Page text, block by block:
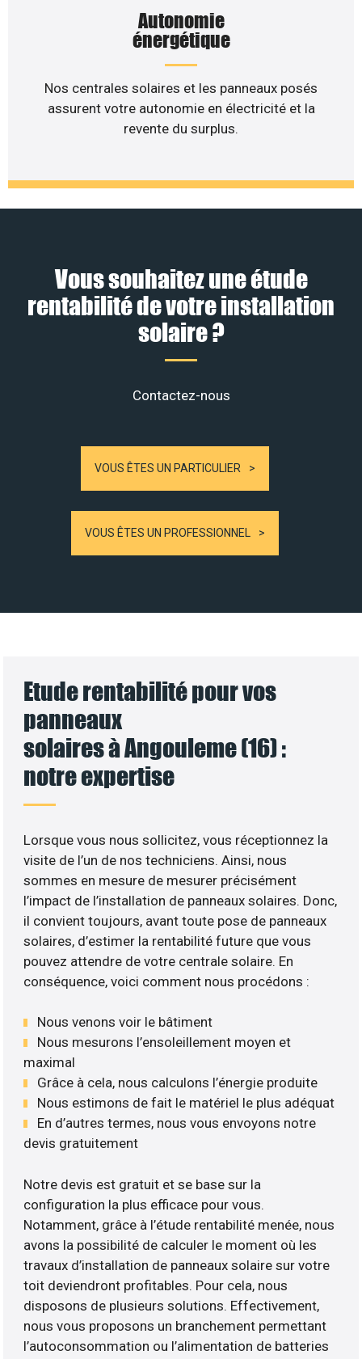
Autonomie
énergétique
Nos centrales solaires et les panneaux posés
assurent votre autonomie en électricité et la
revente du surplus.
Vous souhaitez une étude
rentabilité de votre installation
solaire ?
Contactez-nous
VOUS ÊTES UN PARTICULIER
VOUS ÊTES UN PROFESSIONNEL
Etude rentabilité pour vos
panneaux
solaires à Angouleme (16) :
notre expertise
Lorsque vous nous sollicitez, vous réceptionnez la
visite de l’un de nos techniciens. Ainsi, nous
sommes en mesure de mesurer précisément
l’impact de l’installation de panneaux solaires. Donc,
il convient toujours, avant toute pose de panneaux
solaires, d’estimer la rentabilité future que vous
pouvez attendre de votre centrale solaire. En
conséquence, voici comment nous procédons :
Nous venons voir le bâtiment
Nous mesurons l’ensoleillement moyen et
maximal
Grâce à cela, nous calculons l’énergie produite
Nous estimons de fait le matériel le plus adéquat
En d’autres termes, nous vous envoyons notre
devis gratuitement
Notre devis est gratuit et se base sur la
configuration la plus efficace pour vous.
Notamment, grâce à l’étude rentabilité menée, nous
avons la possibilité de calculer le moment où les
travaux d’installation de panneaux solaire sur votre
toit deviendront profitables. Pour cela, nous
disposons de plusieurs solutions. Effectivement,
nous vous proposons un branchement permettant
l’autoconsommation ou l’alimentation de batteries